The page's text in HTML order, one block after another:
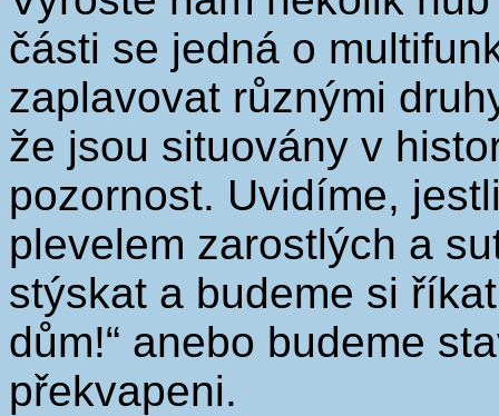
části se jedná o
zaplavovat různými
že jsou situovány v
pozornost. Uvidíme,
plevelem zarostlých a
stýskat a budeme si
dům!“ anebo budeme
překvapeni.